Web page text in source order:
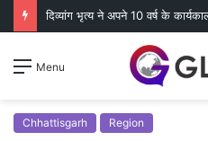
Menu
Chhattisgarh Region